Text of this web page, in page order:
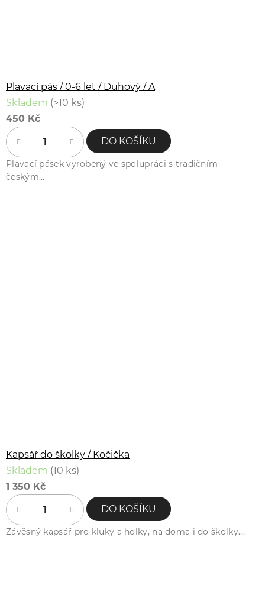
Plavací pás / 0-6 let / Duhový / A
Skladem (>10 ks)
450 Kč
DO KOŠÍKU
Plavací pásek vyrobený ve spolupráci s tradičním
českým...
Kapsář do školky / Kočička
Skladem (10 ks)
1 350 Kč
DO KOŠÍKU
Závěsný kapsář pro kluky a holky, na doma i do školky....